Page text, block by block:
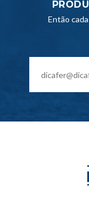
Então